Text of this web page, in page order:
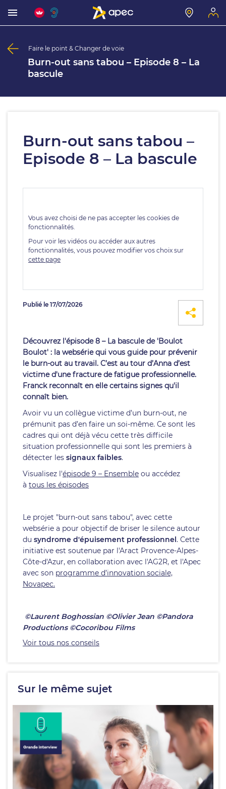
Faire le point & Changer de voie
Burn-out sans tabou – Episode 8 – La
bascule
Burn-out sans tabou –
Episode 8 – La bascule
Publié le 17/07/2026
Découvrez l'épisode 8 – La bascule de 'Boulot
Boulot' : la websérie qui vous guide pour prévenir
le burn-out au travail. C’est au tour d’Anna d’est
victime d'une fracture de fatigue professionnelle.
Franck reconnaît en elle certains signes qu'il
connaît bien.
Avoir vu un collègue victime d’un burn-out, ne
prémunit pas d’en faire un soi-même. Ce sont les
cadres qui ont déjà vécu cette très difficile
situation professionnelle qui sont les premiers à
détecter les signaux faibles.
Visualisez l'épisode 9 – Ensemble ou accédez
à tous les épisodes
Le projet "burn-out sans tabou", avec cette
websérie a pour objectif de briser le silence autour
du syndrome d'épuisement professionnel. Cette
initiative est soutenue par l'Aract Provence-Alpes-
Côte-d'Azur, en collaboration avec l'AG2R, et l'Apec
avec son programme d’innovation sociale,
Novapec.
©Laurent Boghossian ©Olivier Jean ©Pandora
Productions ©Cocoribou Films
Voir tous nos conseils
Sur le même sujet